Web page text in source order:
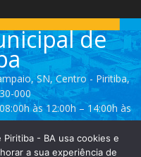
de
SN, Centro - Piritiba,
000
às 12:00h – 14:00h às
/ 3628 - 2153
- BA usa cookies e
a sua experiência de